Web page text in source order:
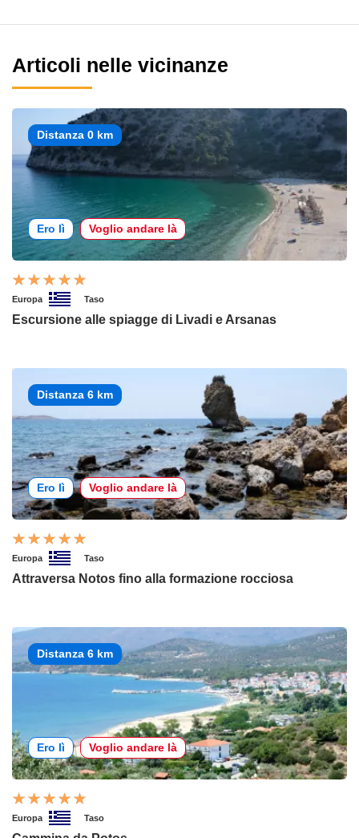
Articoli nelle vicinanze
Distanza 0 km
Ero lì Voglio andare là
Europa Taso
Escursione alle spiagge di Livadi e Arsanas
Distanza 6 km
Ero lì Voglio andare là
Europa Taso
Attraversa Notos fino alla formazione rocciosa
Distanza 6 km
Ero lì Voglio andare là
Europa Taso